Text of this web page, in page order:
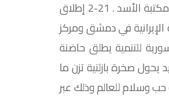
حصار غزة ومقاومتها نظمها اتحاد الكتاب العرب ومؤسسة فلسطين للثقافة في مكتبة الأسد . 21-2 إطلاق
الإيرانية في دمشق ومركز
روافد لدى الأمانة السورية للتنمية يطلق حاضنة
و2011 . 3-3 النحات إبراهيم ابازيد يحول صخرة بازلتية تزن ما
حب وسلام للعالم وذلك عبر